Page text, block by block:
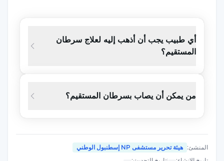
التعب والضعف.
تماماً، إلا أن هناك العديد من العوامل المختلفة التي يمكن أن
تؤدي إلى هذه الحالة. فيما يلي عوامل الخطر التي يُعتقد أنها
وجود تاريخ عائلي للإصابة بسرطان القولون أو
أي طبيب يجب أن أذهب إليه لعلاج سرطان
المستقيم؟
من يمكن أن يصاب بسرطان المستقيم؟
المنشئ: هيئة تحرير مستشفى NP إسطنبول الوطني